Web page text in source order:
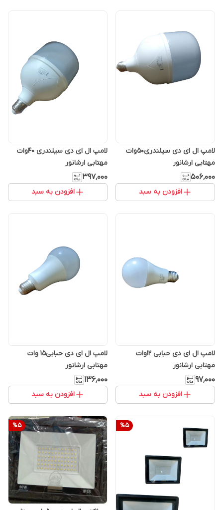
لامپ ال ای دی سیلندری50وات
مهتابی ارشانور
۵۰۶٬۰۰۰
افزودن به سبد
لامپ ال ای دی سیلندری 40وات
مهتابی ارشانور
۳۹۷٬۰۰۰
افزودن به سبد
لامپ ال ای دی حبابی 12وات
مهتابی ارشانور
۹۷٬۰۰۰
افزودن به سبد
لامپ ال ای دی حبابی15 وات
مهتابی ارشانور
۱۳۶٬۰۰۰
افزودن به سبد
%5
%5